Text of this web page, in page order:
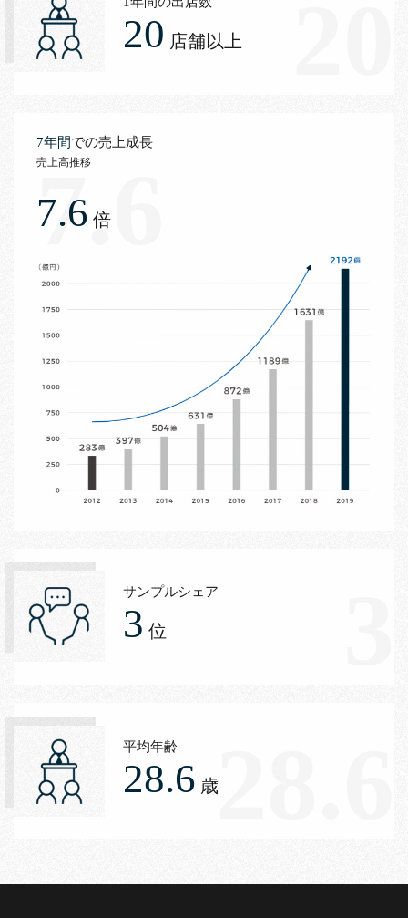
20 店舗以上
7年間での売上成長
売上高推移
7.6 倍
7.6
サンプルシェア
3 位
平均年齢
28.6 歳28.6